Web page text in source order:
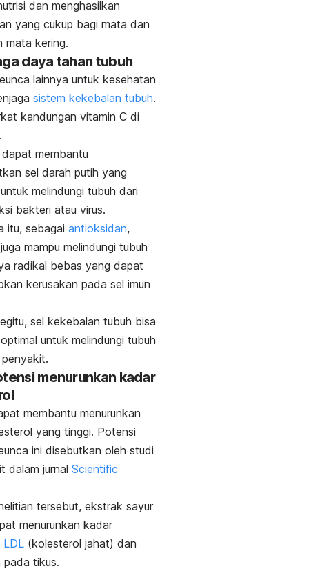
dan menghasilkan
yang cukup bagi mata dan
mata kering.
daya tahan tubuh
lainnya untuk kesehatan
sistem kekebalan tubuh.
kandungan vitamin C di
membantu
sel darah putih yang
melindungi tubuh dari
bakteri atau virus.
itu, sebagai antioksidan,
mampu melindungi tubuh
radikal bebas yang dapat
kerusakan pada sel imun
sel kekebalan tubuh bisa
untuk melindungi tubuh
menurunkan kadar
membantu menurunkan
yang tinggi. Potensi
ini disebutkan oleh studi
dalam jurnal Scientific
tersebut, ekstrak sayur
menurunkan kadar
LDL (kolesterol jahat) dan
pada tikus.